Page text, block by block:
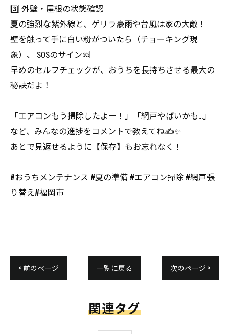
3️⃣ 外壁・屋根の状態確認
夏の強烈な紫外線と、ゲリラ豪雨や台風は家の大敵！
壁を触って手に白い粉がついたら（チョーキング現
象）、 SOSのサイン🆘
早めのセルフチェックが、おうちを長持ちさせる最大の
秘訣だよ！
「エアコンもう掃除したよー！」「網戸やばいかも…」
など、みんなの進捗をコメントで教えてね✍️✨
あとで見返せるように【保存】もお忘れなく！
#おうちメンテナンス #夏の準備 #エアコン掃除 #網戸張
り替え#福岡市
< 前のページ 一覧に戻る 次のページ >
関連タグ